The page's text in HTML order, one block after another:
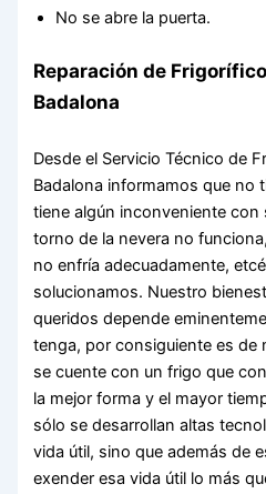
No se abre la puerta.
Reparación de
Badalona
Desde el Servicio Técnico de
Badalona informamos que no
tiene algún inconveniente con
torno de la nevera no
no enfría adecuadamente,
solucionamos. Nuestro
queridos depende
tenga, por consiguiente es de
se cuente con un frigo que
la mejor forma y el mayor
sólo se desarrollan altas
vida útil, sino que además de
exender esa vida útil lo más